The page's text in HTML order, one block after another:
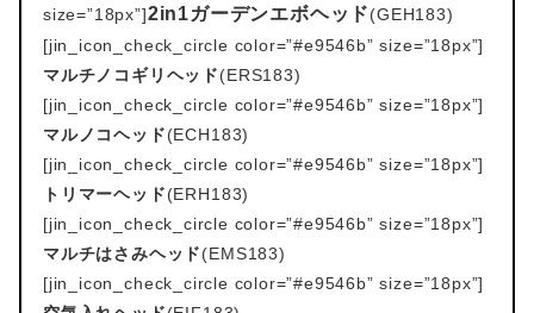
size=”18px”]2in1ガーデンエボヘッド(GEH183)
[jin_icon_check_circle color=”#e9546b” size=”18px”]
マルチノコギリヘッド(ERS183)
[jin_icon_check_circle color=”#e9546b” size=”18px”]
マルノコヘッド(ECH183)
[jin_icon_check_circle color=”#e9546b” size=”18px”]
トリマーヘッド(ERH183)
[jin_icon_check_circle color=”#e9546b” size=”18px”]
マルチはさみヘッド(EMS183)
[jin_icon_check_circle color=”#e9546b” size=”18px”]